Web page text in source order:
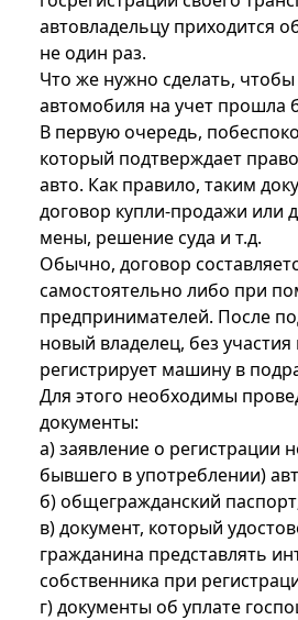
автовладельцу приходится
не один раз.
Что же нужно сделать, чтобы
автомобиля на учет прошла
В первую очередь,
который подтверждает
авто. Как правило, таким
договор купли-продажи или
мены, решение суда и т.д.
Обычно, договор
самостоятельно либо при
предпринимателей. После
новый владелец, без
регистрирует машину в
Для этого необходимы
документы:
а) заявление о регистрации
бывшего в употреблении)
б) общегражданский
в) документ, который
гражданина представлять
собственника при
г) документы об уплате